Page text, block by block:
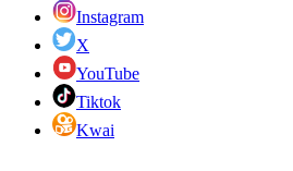
Instagram
X
YouTube
Tiktok
Kwai